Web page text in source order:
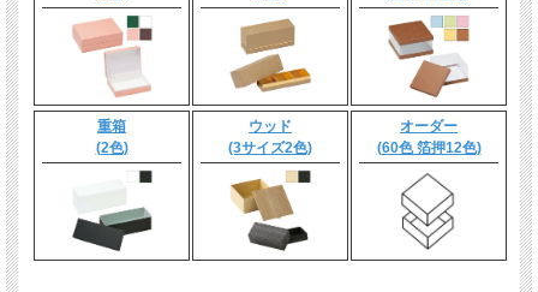
重箱
(2色)
ウッド
(3サイズ2色)
オーダー
(60色 箔押12色)